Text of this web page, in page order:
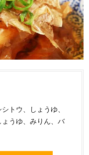
トウ、しょうゆ、
うゆ、みりん、バ